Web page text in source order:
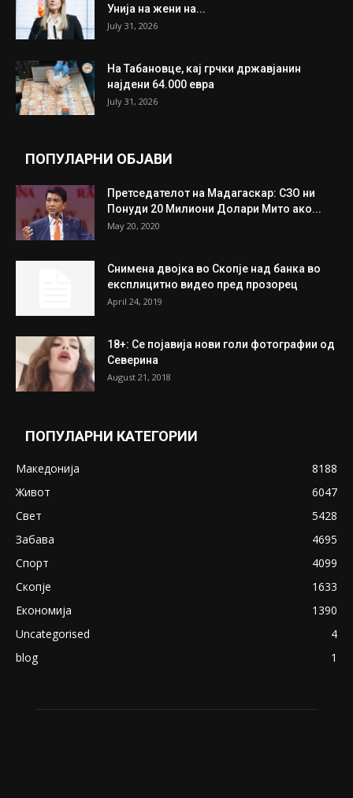
Унија на жени на...
July 31, 2026
На Табановце, кај грчки државјанин
најдени 64.000 евра
July 31, 2026
ПОПУЛАРНИ ОБЈАВИ
Претседателот на Мадагаскар: СЗО ни
Понуди 20 Милиони Долари Мито ако...
May 20, 2020
Снимена двојка во Скопје над банка во
експлицитно видео пред прозорец
April 24, 2019
18+: Се појавија нови голи фотографии од
Северина
August 21, 2018
ПОПУЛАРНИ КАТЕГОРИИ
Македонија
8188
Живот
6047
Свет
5428
Забава
4695
Спорт
4099
Скопје
1633
Економија
1390
Uncategorised
4
blog
1